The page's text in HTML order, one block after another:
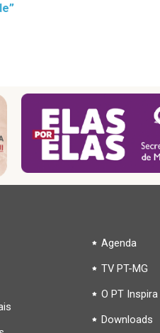
Agenda
TV PT-MG
O PT
Downloads